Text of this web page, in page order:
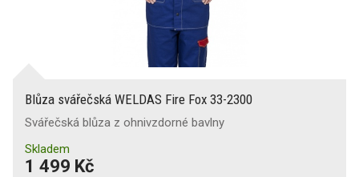
Blůza svářečská WELDAS Fire Fox 33-2300
Svářečská blůza z ohnivzdorné bavlny
Skladem
1 499 Kč